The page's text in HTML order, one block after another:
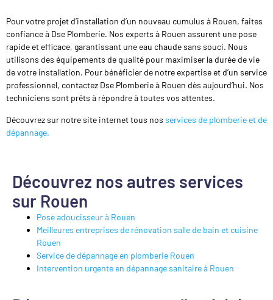
Pour votre projet d’installation d’un nouveau cumulus à Rouen, faites
confiance à Dse Plomberie. Nos experts à Rouen assurent une pose
rapide et efficace, garantissant une eau chaude sans souci. Nous
utilisons des équipements de qualité pour maximiser la durée de vie
de votre installation. Pour bénéficier de notre expertise et d’un service
professionnel, contactez Dse Plomberie à Rouen dès aujourd’hui. Nos
techniciens sont prêts à répondre à toutes vos attentes.
Découvrez sur notre site internet tous nos services de plomberie et de
dépannage.
Découvrez nos autres services
sur Rouen
Pose adoucisseur à Rouen
Meilleures entreprises de rénovation salle de bain et cuisine
Rouen
Service de dépannage en plomberie Rouen
Intervention urgente en dépannage sanitaire à Rouen